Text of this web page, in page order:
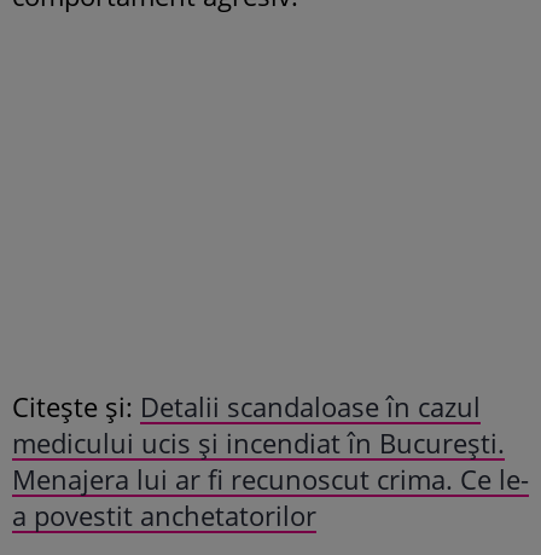
Citește și: Detalii scandaloase în cazul
medicului ucis și incendiat în București.
Menajera lui ar fi recunoscut crima. Ce le-
a povestit anchetatorilor